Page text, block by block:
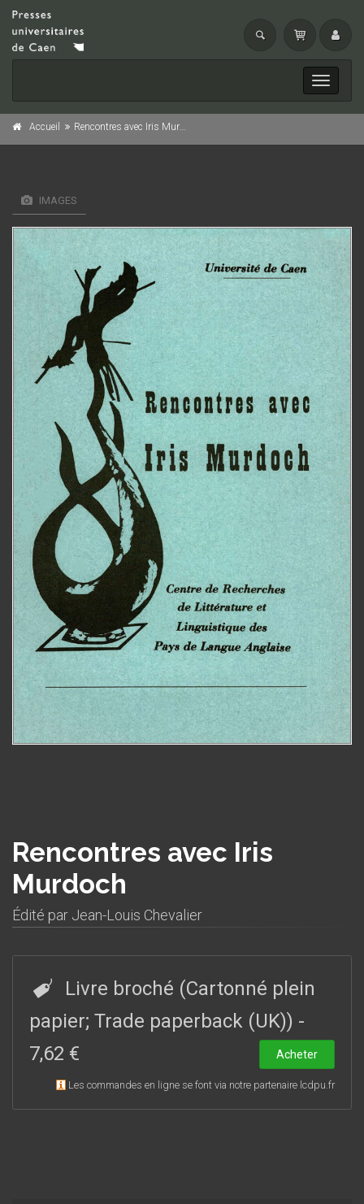
Toggle
Accueil Rencontres avec Iris Murdoch
IMAGES
Rencontres avec Iris
Murdoch
Édité par Jean-Louis Chevalier
Livre broché (Cartonné plein
papier; Trade paperback (UK)) -
7,62 €
Acheter
Les commandes en ligne se font via notre partenaire lcdpu.fr